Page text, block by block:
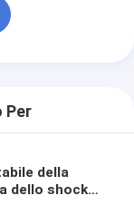
Per
della
dello shock